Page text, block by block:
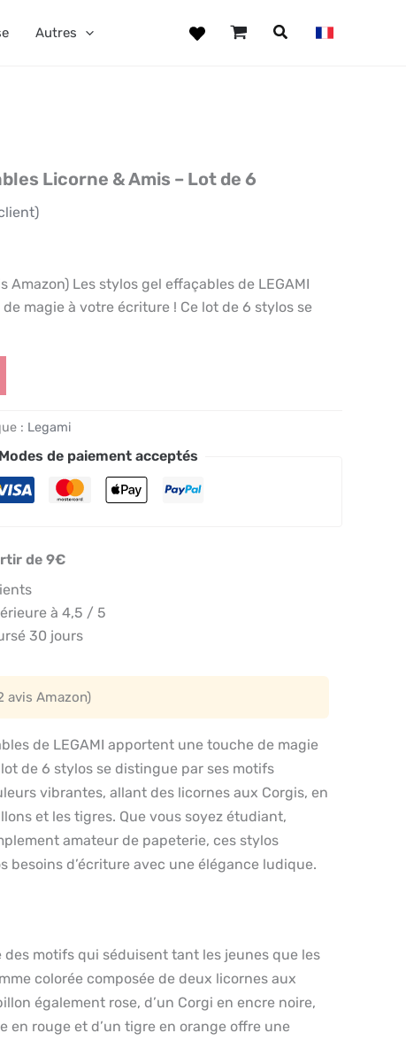
Autres
Licorne & Amis – Lot de 6
Les stylos gel effaçables de LEGAMI
magie à votre écriture ! Ce lot de 6 stylos se
: Legami
Modes de paiement acceptés
de 9€
à 4,5 / 5
30 jours
avis Amazon)
de LEGAMI apportent une touche de magie
de 6 stylos se distingue par ses motifs
vibrantes, allant des licornes aux Corgis, en
et les tigres. Que vous soyez étudiant,
amateur de papeterie, ces stylos
besoins d’écriture avec une élégance ludique.
des motifs qui séduisent tant les jeunes que les
colorée composée de deux licornes aux
également rose, d’un Corgi en encre noire,
en rouge et d’un tigre en orange offre une